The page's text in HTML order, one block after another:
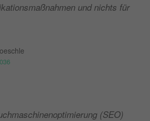
und nichts für
(SEO)